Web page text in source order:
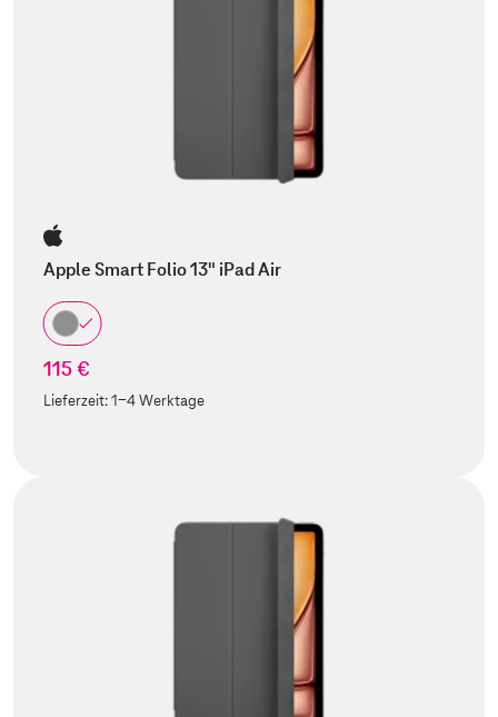
Apple Smart Folio 13" iPad Air
115 €
Lieferzeit:1-4 Werktage